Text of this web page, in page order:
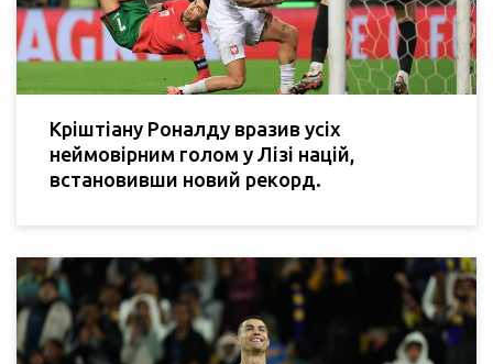
Кріштіану Роналду вразив усіх
неймовірним голом у Лізі націй,
встановивши новий рекорд.